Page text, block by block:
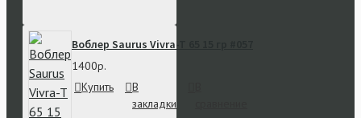
Воблер Saurus Vivra-T 65 15 гр #057
1400р.
Купить
В
закладки